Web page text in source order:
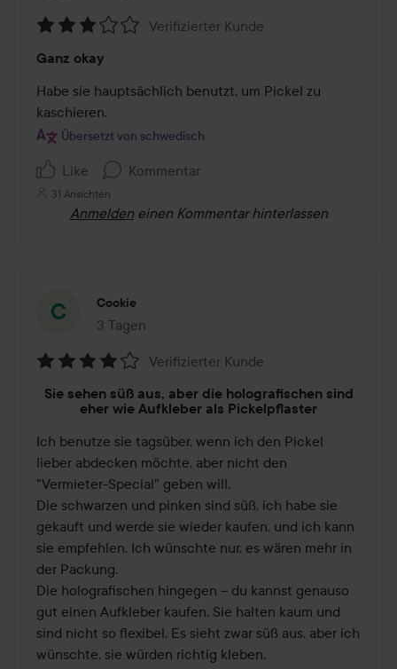
3
von
5
Verifizierter Kunde
Ganz okay
Habe sie hauptsächlich benutzt, um Pickel zu
kaschieren.
Übersetzt von schwedisch
Like Kommentar
31 Ansichten
Anmelden einen Kommentar hinterlassen
Cookie
3 Tagen
Der Beitrag wurde 3 Tagen erstellt
4
5
Verifizierter Kunde
Sie sehen süß aus, aber die holografischen sind
eher wie Aufkleber als Pickelpflaster
Ich benutze sie tagsüber, wenn ich den Pickel
lieber abdecken möchte, aber nicht den
"Vermieter-Special" geben will.
Die schwarzen und pinken sind süß, ich habe sie
gekauft und werde sie wieder kaufen, und ich kann
sie empfehlen. Ich wünschte nur, es wären mehr in
der Packung.
Die holografischen hingegen – du kannst genauso
gut einen Aufkleber kaufen. Sie halten kaum und
sind nicht so flexibel. Es sieht zwar süß aus, aber ich
wünschte, sie würden richtig kleben.